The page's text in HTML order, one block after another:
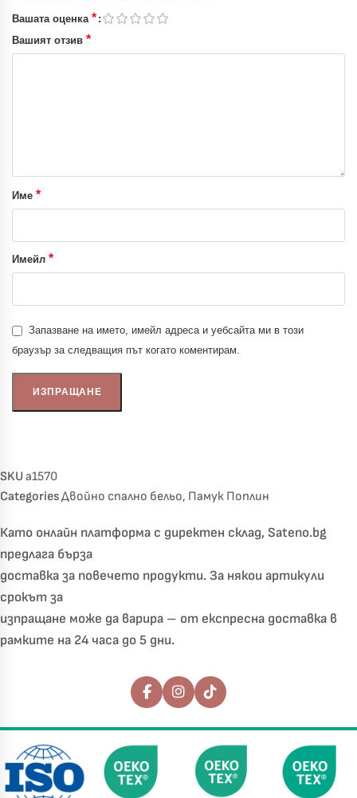
Вашата оценка *
Вашият отзив *
Име *
Имейл *
Запазване на името, имейл адреса и уебсайта ми в този
браузър за следващия път когато коментирам.
SKUa1570
CategoriesДвойно спално бельо, Памук Поплин
Като онлайн платформа с директен склад, Sateno.bg
предлага бърза
доставка за повечето продукти. За някои артикули
срокът за
изпращане може да варира – от експресна доставка в
рамките на 24 часа до 5 дни.
Последвайте ни